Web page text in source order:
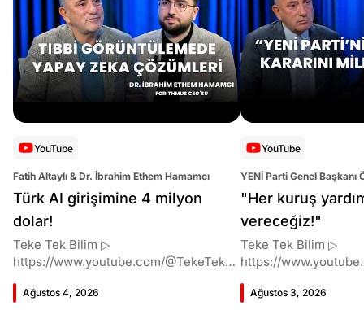
YouTube
Fatih Altaylı & Dr. İbrahim Ethem Hamamcı
Türk AI girişimine 4 milyon
dolar!
Teke Tek Bilim ▷
https://www.youtube.com/@TekeTekBil
Hamamcı kimdir ve akademik
Ağustos 4, 2026
YouTube
YENİ Parti Genel Başkanı
Altaylı
"Her kuruş
vereceğiz!"
Teke Tek Bilim ▷
https://
Butlan kararı kimin
Ağustos 3, 2026